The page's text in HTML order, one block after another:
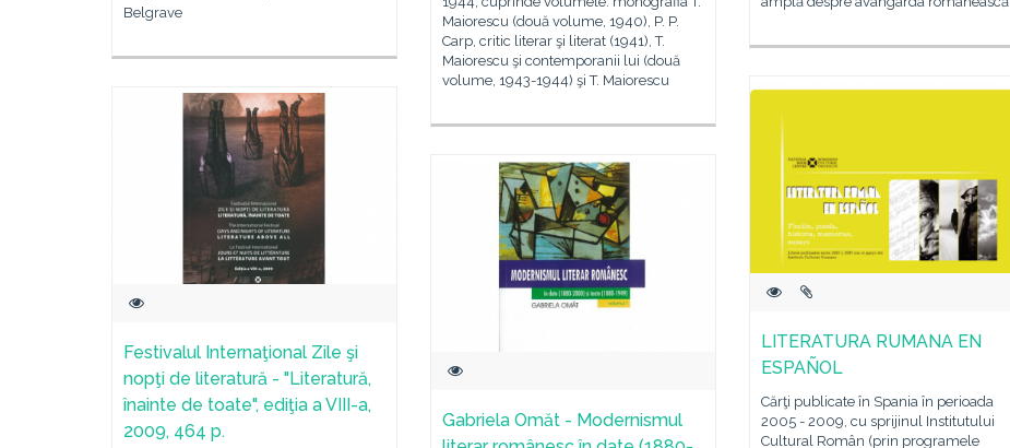
Belgrave
Maiorescu (două volume, 1940), P. P.
Carp, critic literar şi literat (1941), T.
Maiorescu şi contemporanii lui (două
volume, 1943-1944) şi T. Maiorescu
LITERATURA RUMANA EN
ESPAÑOL
Cărţi publicate în Spania în perioada
2005 - 2009, cu sprijinul Institutului
Cultural Român (prin programele
Festivalul Internaţional Zile şi
nopţi de literatură - "Literatură,
înainte de toate", ediţia a VIII-a,
2009, 464 p.
Gabriela Omăt - Modernismul